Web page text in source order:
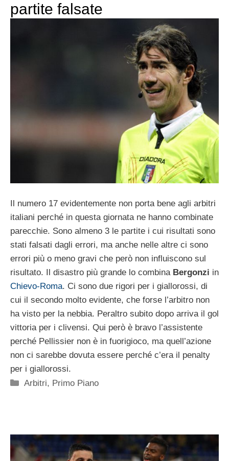
partite falsate
Il numero 17 evidentemente non porta bene agli arbitri
italiani perché in questa giornata ne hanno combinate
parecchie. Sono almeno 3 le partite i cui risultati sono
stati falsati dagli errori, ma anche nelle altre ci sono
errori più o meno gravi che però non influiscono sul
risultato. Il disastro più grande lo combina Bergonzi in
Chievo-Roma. Ci sono due rigori per i giallorossi, di
cui il secondo molto evidente, che forse l’arbitro non
ha visto per la nebbia. Peraltro subito dopo arriva il gol
vittoria per i clivensi. Qui però è bravo l’assistente
perché Pellissier non è in fuorigioco, ma quell’azione
non ci sarebbe dovuta essere perché c’era il penalty
per i giallorossi.
Categorie
Arbitri, Primo Piano